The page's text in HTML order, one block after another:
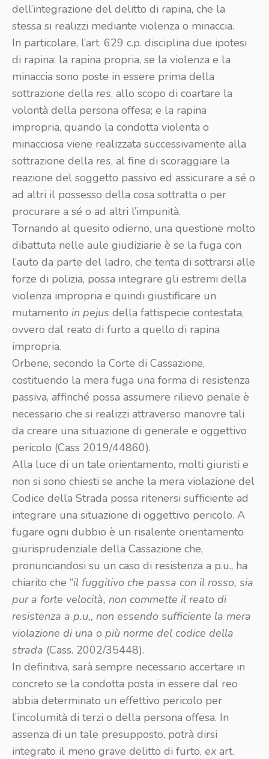
dell’integrazione del delitto di rapina, che la
stessa si realizzi mediante violenza o minaccia.
In particolare, l’art. 629 c.p. disciplina due ipotesi
di rapina: la rapina propria, se la violenza e la
minaccia sono poste in essere prima della
sottrazione della res, allo scopo di coartare la
volontà della persona offesa; e la rapina
impropria, quando la condotta violenta o
minacciosa viene realizzata successivamente alla
sottrazione della res, al fine di scoraggiare la
reazione del soggetto passivo ed assicurare a sé o
ad altri il possesso della cosa sottratta o per
procurare a sé o ad altri l’impunità.
Tornando al quesito odierno, una questione molto
dibattuta nelle aule giudiziarie è se la fuga con
l’auto da parte del ladro, che tenta di sottrarsi alle
forze di polizia, possa integrare gli estremi della
violenza impropria e quindi giustificare un
mutamento in pejus della fattispecie contestata,
ovvero dal reato di furto a quello di rapina
impropria.
Orbene, secondo la Corte di Cassazione,
costituendo la mera fuga una forma di resistenza
passiva, affinché possa assumere rilievo penale è
necessario che si realizzi attraverso manovre tali
da creare una situazione di generale e oggettivo
pericolo (Cass 2019/44860).
Alla luce di un tale orientamento, molti giuristi e
non si sono chiesti se anche la mera violazione del
Codice della Strada possa ritenersi sufficiente ad
integrare una situazione di oggettivo pericolo. A
fugare ogni dubbio è un risalente orientamento
giurisprudenziale della Cassazione che,
pronunciandosi su un caso di resistenza a p.u., ha
chiarito che “il fuggitivo che passa con il rosso, sia
pur a forte velocità, non commette il reato di
resistenza a p.u,, non essendo sufficiente la mera
violazione di una o più norme del codice della
strada (Cass. 2002/35448).
In definitiva, sarà sempre necessario accertare in
concreto se la condotta posta in essere dal reo
abbia determinato un effettivo pericolo per
l’incolumità di terzi o della persona offesa. In
assenza di un tale presupposto, potrà dirsi
integrato il meno grave delitto di furto, ex art.